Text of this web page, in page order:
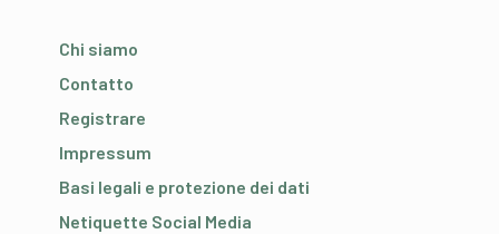
Chi siamo
Contatto
Registrare
Impressum
Basi legali e protezione dei dati
Netiquette Social Media